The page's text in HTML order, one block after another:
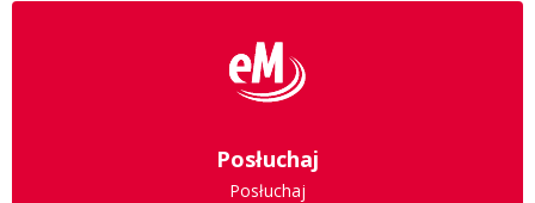
Posłuchaj
Posłuchaj